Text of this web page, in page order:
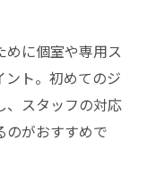
めに個室や専用ス
ト。初めてのジ
、スタッフの対応
のがおすすめで